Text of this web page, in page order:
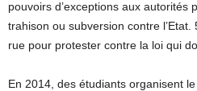
pouvoirs d’exceptions aux autorités
trahison ou subversion contre
rue pour protester contre la loi qui
En 2014, des étudiants organisent